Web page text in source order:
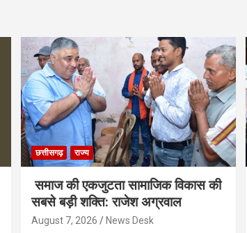
छत्तीसगढ़ राज्य
समाज की एकजुटता सामाजिक विकास की
सबसे बड़ी शक्ति: राजेश अग्रवाल
August 7, 2026 News Desk